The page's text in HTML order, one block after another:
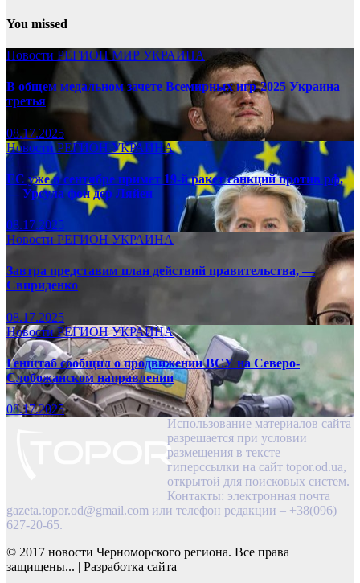
You missed
Новости РЕГИОНМИР УКРАИНА
В общем медальном зачете Всемирных игр-2025 Украина
третья
08.17.2025
НовостиРЕГИОНУКРАИНА
ЕС уже в сентябре примет 19-й ракет санкций против рф,
— Урсула фон дер Ляйен
08.17.2025
Новости РЕГИОН УКРАИНА
Завтра представим план действий правительства, —
Свириденко
08.17.2025
НовостиРЕГИОНУКРАИНА
Генштаб сообщил о продвижении ВСУ на Северо-
Слобожанском направлении
08.17.2025
Использование материалов сайта
разрешается при условии
размещения в тексте
гиперссылки на сайт topor.od.ua,
открытой для поисковых систем.
Контакты: электронная почта
gazeta.topor.od@gmail.com или телефон редакции – +38(096)
627-20-65.
© 2017 новости Черноморского региона. Все права
защищены... | Разработка сайта